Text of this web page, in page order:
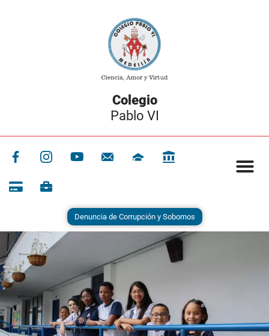
Colegio
Pablo VI
Denuncia de Corrupción y Sobornos